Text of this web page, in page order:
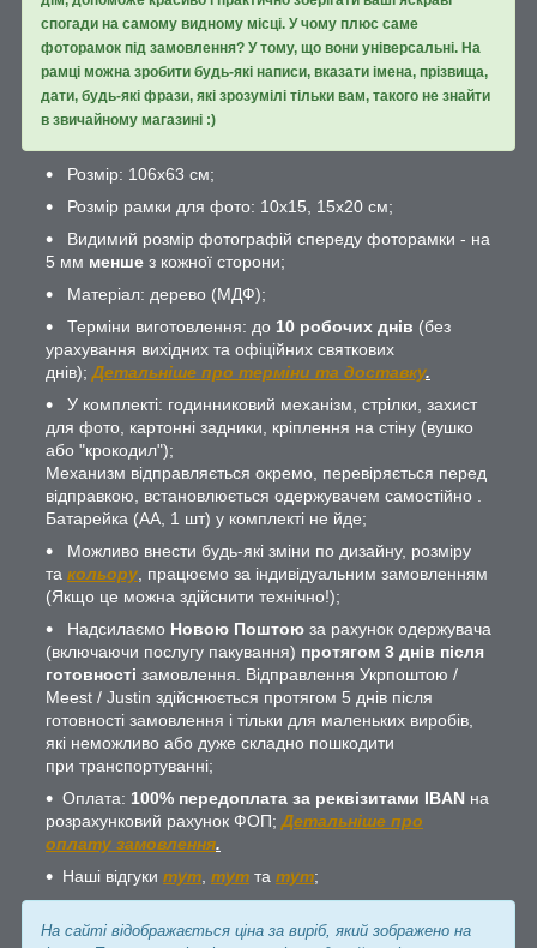
спогади на самому видному місці. У чому плюс саме
фоторамок під замовлення? У тому, що вони універсальні. На
рамці можна зробити будь-які написи, вказати імена, прізвища,
дати, будь-які фрази, які зрозумілі тільки вам, такого не знайти
в звичайному магазині :)
Розмір: 106х63 см;
Розмір рамки для фото: 10х15, 15х20 см;
Видимий розмір фотографій спереду фоторамки - на
5 мм менше з кожної сторони;
Матеріал: дерево (МДФ);
Терміни виготовлення: до 10 робочих днів (без
урахування вихідних та офіційних святкових
днів); Детальніше про терміни та доставку.
У комплекті: годинниковий механізм, стрілки, захист
для фото, картонні задники, кріплення на стіну (вушко
або "крокодил");
Механизм відправляється окремо, перевіряється перед
відправкою, встановлюється одержувачем самостійно .
Батарейка (АА, 1 шт) у комплекті не йде;
Можливо внести будь-які зміни по дизайну, розміру
та кольору , працюємо за індивідуальним замовленням
(Якщо це можна здійснити технічно!);
Надсилаємо Новою Поштою за рахунок одержувача
(включаючи послугу пакування) протягом 3 днів після
готовності замовлення. Відправлення Укрпоштою /
Meest / Justin здійснюється протягом 5 днів після
готовності замовлення і тільки для маленьких виробів,
які неможливо або дуже складно пошкодити
при транспортуванні;
Оплата: 100% передоплата за реквізитами IBAN на
розрахунковий рахунок ФОП; Детальніше про
оплату замовлення.
Наші відгуки тут тут та тут;
На сайті відображається ціна за виріб, який зображено на